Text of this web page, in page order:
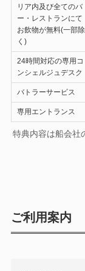
リア内及び全てのバ
ー・レストランにて
お飲物が無料(一部除
く)
24時間対応の専用コ
ンシェルジュデスク
バトラーサービス
専用エントランス
特典内容は船会社
ご利用案内